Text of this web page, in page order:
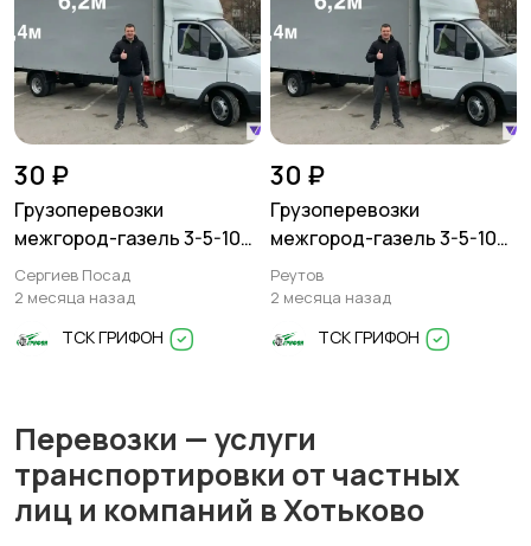
30 ₽
Грузоперевозки
межгород-газель 3-5-10
тонн
Сергиев Посад
2 месяца назад
ТСК ГРИФОН
30 ₽
Грузоперевозки
межгород-газель 3-5-10
тонн
Реутов
2 месяца назад
ТСК ГРИФОН
Перевозки — услуги
транспортировки от частных
лиц и компаний в Хотьково